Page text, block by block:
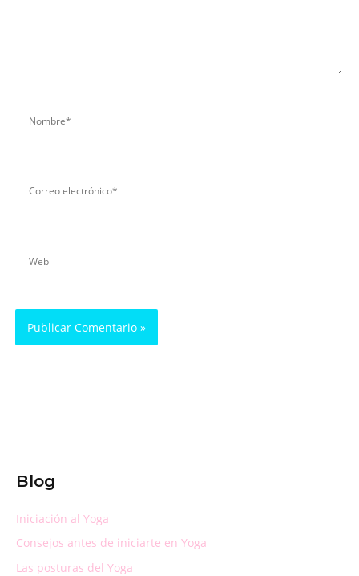
Blog
Iniciación al Yoga
Consejos antes de iniciarte en Yoga
Las posturas del Yoga